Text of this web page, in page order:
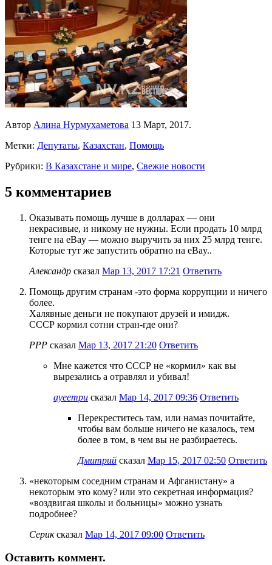
Автор Алина Нурмухаметова 13 Март, 2017.
Метки: Депутаты, Казахстан, Помощь
Рубрики: В Казахстане и мире, Свежие новости
5 комментариев
Оказывать помощь лучше в долларах — они
некрасивые, и никому не нужны. Если продать 10 млрд
тенге на eBay — можно выручить за них 25 млрд тенге.
Которые тут же запустить обратно на eBay..
Александр сказал Мар 13, 2017 17:21 Ответить
Помощь другим странам -это форма коррупции и ничего
более.
Халявные деньги не покупают друзей и имидж.
СССР кормил сотни стран-где они?
РРР сказал Мар 13, 2017 21:20 Ответить
Мне кажется что СССР не «кормил» как вы
вырезались а отравлял и убивал!
ауеетри сказал Мар 14, 2017 09:36 Ответить
Перекреститесь там, или намаз почитайте,
чтобы вам больше ничего не казалось, тем
более в том, в чем вы не разбираетесь.
Дмитрий сказал Мар 15, 2017 02:50 Ответить
«некоторым соседним странам и Афганистану» а
некоторым это кому? или это секретная информация?
«воздвигая школы и больницы» можно узнать
подробнее?
Сериксказал Мар 14, 2017 09:00 Ответить
Оставить коммент.